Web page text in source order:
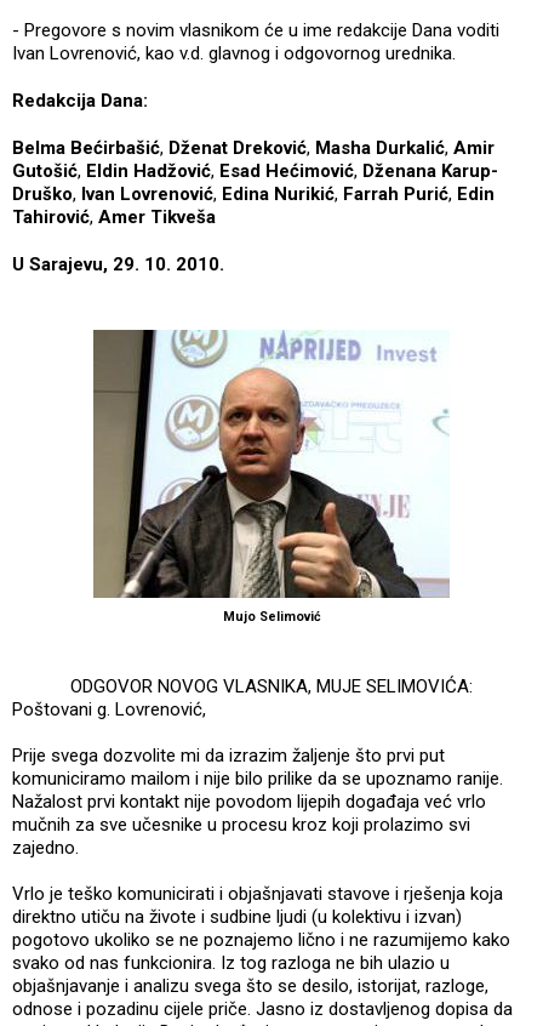
- Pregovore s novim vlasnikom će u ime redakcije Dana voditi
Ivan Lovrenović, kao v.d. glavnog i odgovornog urednika.
Redakcija Dana:
Belma Bećirbašić, Dženat Dreković, Masha Durkalić, Amir
Gutošić, Eldin Hadžović, Esad Hećimović, Dženana Karup-
Druško, Ivan Lovrenović, Edina Nurikić, Farrah Purić, Edin
Tahirović, Amer Tikveša
U Sarajevu, 29. 10. 2010.
Mujo Selimović
ODGOVOR NOVOG VLASNIKA, MUJE SELIMOVIĆA:
Poštovani g. Lovrenović,
Prije svega dozvolite mi da izrazim žaljenje što prvi put
komuniciramo mailom i nije bilo prilike da se upoznamo ranije.
Nažalost prvi kontakt nije povodom lijepih događaja već vrlo
mučnih za sve učesnike u procesu kroz koji prolazimo svi
zajedno.
Vrlo je teško komunicirati i objašnjavati stavove i rješenja koja
direktno utiču na živote i sudbine ljudi (u kolektivu i izvan)
pogotovo ukoliko se ne poznajemo lično i ne razumijemo kako
svako od nas funkcionira. Iz tog razloga ne bih ulazio u
objašnjavanje i analizu svega što se desilo, istorijat, razloge,
odnose i pozadinu cijele priče. Jasno iz dostavljenog dopisa da